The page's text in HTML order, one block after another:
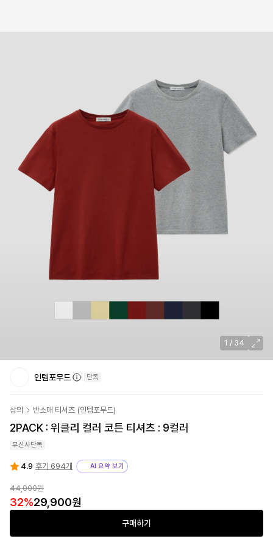
1 / 34
인템포무드 단독
상의 반소매 티셔츠 (인템포무드)
2PACK : 위클리 컬러 코튼 티셔츠 : 9컬러
무신사단독
4.9 후기 694개 AI 요약 보기
44,000원
32%29,900원
구매하기